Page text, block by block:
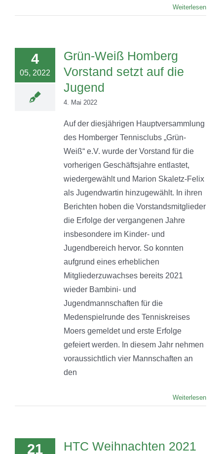
Weiterlesen
4
05, 2022
Grün-Weiß Homberg
Vorstand setzt auf die
Jugend
4. Mai 2022
Auf der diesjährigen Hauptversammlung
des Homberger Tennisclubs „Grün-
Weiß“ e.V. wurde der Vorstand für die
vorherigen Geschäftsjahre entlastet,
wiedergewählt und Marion Skaletz-Felix
als Jugendwartin hinzugewählt. In ihren
Berichten hoben die Vorstandsmitglieder
die Erfolge der vergangenen Jahre
insbesondere im Kinder- und
Jugendbereich hervor. So konnten
aufgrund eines erheblichen
Mitgliederzuwachses bereits 2021
wieder Bambini- und
Jugendmannschaften für die
Medenspielrunde des Tenniskreises
Moers gemeldet und erste Erfolge
gefeiert werden. In diesem Jahr nehmen
voraussichtlich vier Mannschaften an
den
Weiterlesen
21 HTC Weihnachten 2021